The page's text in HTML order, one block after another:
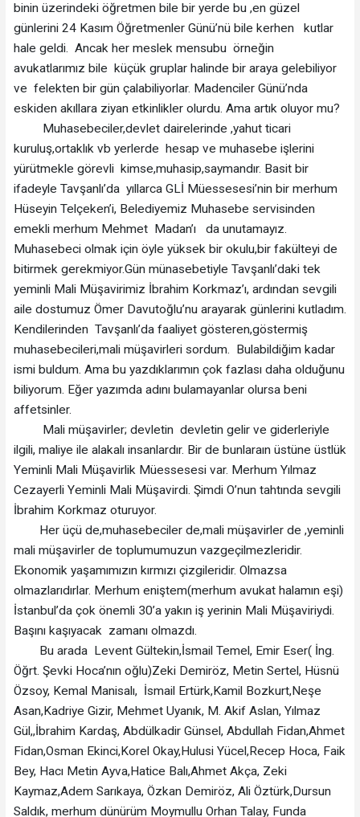
binin üzerindeki öğretmen bile bir yerde bu ,en güzel
günlerini 24 Kasım Öğretmenler Günü’nü bile kerhen kutlar
hale geldi. Ancak her meslek mensubu örneğin
avukatlarımız bile küçük gruplar halinde bir araya gelebiliyor
ve felekten bir gün çalabiliyorlar. Madenciler Günü’nda
eskiden akıllara ziyan etkinlikler olurdu. Ama artık oluyor mu?
Muhasebeciler,devlet dairelerinde ,yahut ticari
kuruluş,ortaklık vb yerlerde hesap ve muhasebe işlerini
yürütmekle görevli kimse,muhasip,saymandır. Basit bir
ifadeyle Tavşanlı’da yıllarca GLİ Müessesesi’nin bir merhum
Hüseyin Telçeken’i, Belediyemiz Muhasebe servisinden
emekli merhum Mehmet Madan’ı da unutamayız.
Muhasebeci olmak için öyle yüksek bir okulu,bir fakülteyi de
bitirmek gerekmiyor.Gün münasebetiyle Tavşanlı’daki tek
yeminli Mali Müşavirimiz İbrahim Korkmaz’ı, ardından sevgili
aile dostumuz Ömer Davutoğlu’nu arayarak günlerini kutladım.
Kendilerinden Tavşanlı’da faaliyet gösteren,göstermiş
muhasebecileri,mali müşavirleri sordum. Bulabildiğim kadar
ismi buldum. Ama bu yazdıklarımın çok fazlası daha olduğunu
biliyorum. Eğer yazımda adını bulamayanlar olursa beni
affetsinler.
Mali müşavirler; devletin devletin gelir ve giderleriyle
ilgili, maliye ile alakalı insanlardır. Bir de bunlaraın üstüne üstlük
Yeminli Mali Müşavirlik Müessesesi var. Merhum Yılmaz
Cezayerli Yeminli Mali Müşavirdi. Şimdi O’nun tahtında sevgili
İbrahim Korkmaz oturuyor.
Her üçü de,muhasebeciler de,mali müşavirler de ,yeminli
mali müşavirler de toplumumuzun vazgeçilmezleridir.
Ekonomik yaşamımızın kırmızı çizgileridir. Olmazsa
olmazlarıdırlar. Merhum eniştem(merhum avukat halamın eşi)
İstanbul’da çok önemli 30’a yakın iş yerinin Mali Müşaviriydi.
Başını kaşıyacak zamanı olmazdı.
Bu arada Levent Gültekin,İsmail Temel, Emir Eser( İng.
Öğrt. Şevki Hoca’nın oğlu)Zeki Demiröz, Metin Sertel, Hüsnü
Özsoy, Kemal Manisalı, İsmail Ertürk,Kamil Bozkurt,Neşe
Asan,Kadriye Gizir, Mehmet Uyanık, M. Akif Aslan, Yılmaz
Gül,,İbrahim Kardaş, Abdülkadir Günsel, Abdullah Fidan,Ahmet
Fidan,Osman Ekinci,Korel Okay,Hulusi Yücel,Recep Hoca, Faik
Bey, Hacı Metin Ayva,Hatice Balı,Ahmet Akça, Zeki
Kaymaz,Adem Sarıkaya, Özkan Demiröz, Ali Öztürk,Dursun
Saldık, merhum dünürüm Moymullu Orhan Talay, Funda